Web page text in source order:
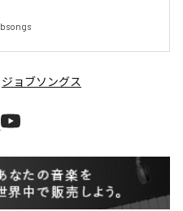
ジョブソングス